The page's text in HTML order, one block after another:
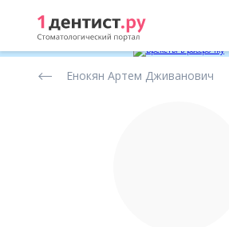
стоматологов
Енокян Артем Дживанович